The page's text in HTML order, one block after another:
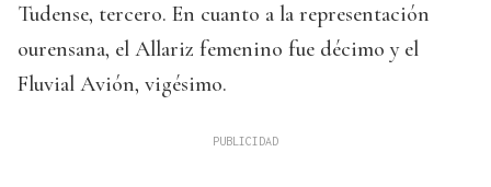
Tudense, tercero. En cuanto a la representación
ourensana, el Allariz femenino fue décimo y el
Fluvial Avión, vigésimo.